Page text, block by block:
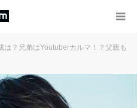
は？兄弟はYoutuberカルマ！？父親も